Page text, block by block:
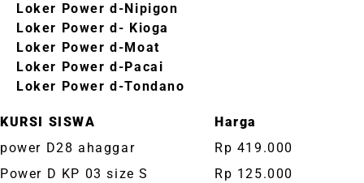
Loker Power d-Nipigon
Loker Power d- Kioga
Loker Power d-Moat
Loker Power d-Pacai
Loker Power d-Tondano
KURSI SISWA
Harga
power D28 ahaggar
Rp 419.000
Power D KP 03 size S
Rp 125.000